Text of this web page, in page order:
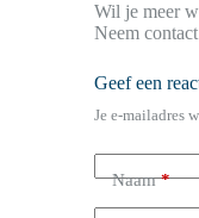
Wil je meer
Neem
Geef een
Je e-mailadres
Naam*